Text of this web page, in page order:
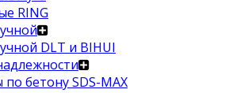
RING
DLT и BIHUI
бетону SDS-MAX